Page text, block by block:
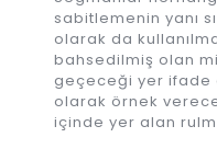
sabitlemenin yanı
olarak da
bahsedilmiş olan
geçeceği yer ifade
olarak örnek
içinde yer alan